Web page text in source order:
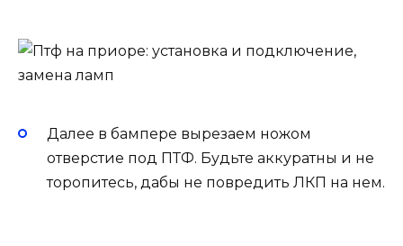
Далее в бампере вырезаем ножом
отверстие под ПТФ. Будьте аккуратны и не
торопитесь, дабы не повредить ЛКП на нем.